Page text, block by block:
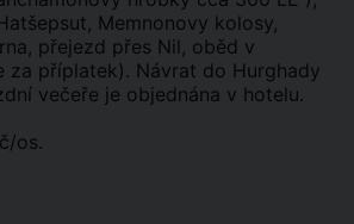
Memnonovy kolosy,
přejezd přes Nil, oběd v
za příplatek). Návrat do Hurghady
večeře je objednána v hotelu.
os.